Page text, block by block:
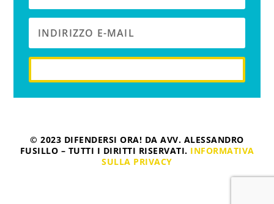
© 2023 DIFENDERSI ORA! DA AVV. ALESSANDRO
FUSILLO – TUTTI I DIRITTI RISERVATI. INFORMATIVA
SULLA PRIVACY